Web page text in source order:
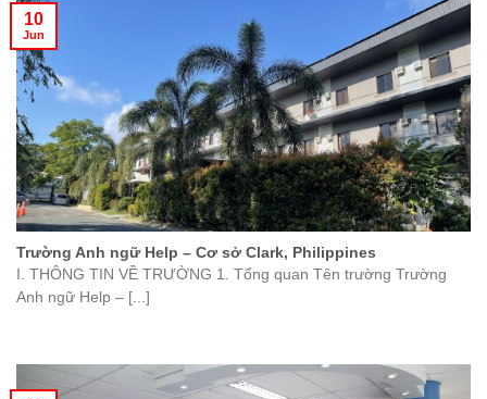
Trường Anh ngữ Help – Cơ sở Clark, Philippines
I. THÔNG TIN VỀ TRƯỜNG 1. Tổng quan Tên trường Trường
Anh ngữ Help – [...]
10
Jun